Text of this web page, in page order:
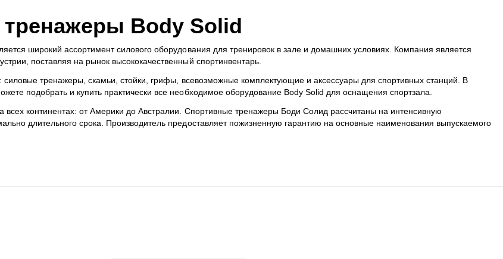
Body Solid
широкий ассортимент силового оборудования для тренировок в зале и домашних условиях. Компания является
поставляя на рынок высококачественный спортинвентарь.
силовые тренажеры, скамьи, стойки, грифы, всевозможные комплектующие и аксессуары для спортивных станций. В
подобрать и купить практически все необходимое оборудование Body Solid для оснащения спортзала.
всех континентах: от Америки до Австралии. Спортивные тренажеры Боди Солид рассчитаны на интенсивную
длительного срока. Производитель предоставляет пожизненную гарантию на основные наименования выпускаемого